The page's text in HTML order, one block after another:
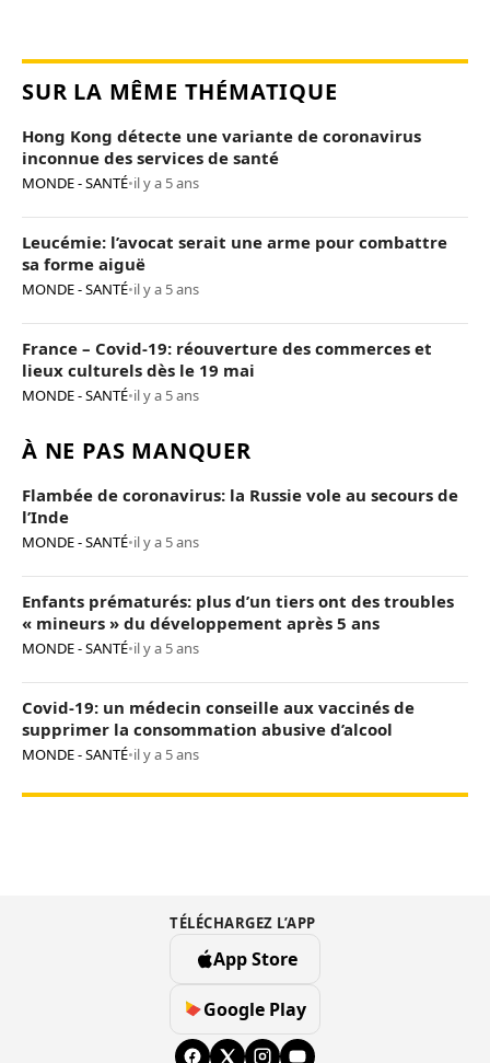
SUR LA MÊME THÉMATIQUE
Hong Kong détecte une variante de coronavirus
inconnue des services de santé
MONDE - SANTÉ•il y a 5 ans
Leucémie: l’avocat serait une arme pour combattre
sa forme aiguë
MONDE - SANTÉ•il y a 5 ans
France – Covid-19: réouverture des commerces et
lieux culturels dès le 19 mai
MONDE - SANTÉ•il y a 5 ans
À NE PAS MANQUER
Flambée de coronavirus: la Russie vole au secours de
l’Inde
MONDE - SANTÉ•il y a 5 ans
Enfants prématurés: plus d’un tiers ont des troubles
« mineurs » du développement après 5 ans
MONDE - SANTÉ•il y a 5 ans
Covid-19: un médecin conseille aux vaccinés de
supprimer la consommation abusive d’alcool
MONDE - SANTÉ•il y a 5 ans
TÉLÉCHARGEZ L’APP
App Store
Google Play